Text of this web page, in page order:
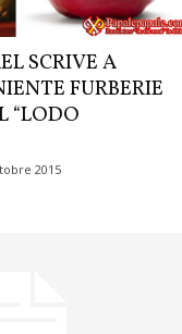
SCRIVE A
FURBERIE
“LODO
2015